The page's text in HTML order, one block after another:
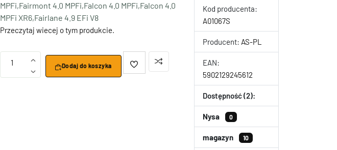
MPFi,Fairmont 4.0 MPFi,Falcon 4.0 MPFi,Falcon 4.0
MPFi XR6,Fairlane 4.9 EFi V8
Przeczytaj wiecej o tym produkcie.
1 Dodaj do koszyka
Kod producenta:
A01067S
Producent: AS-PL
EAN:
5902129245612
Dostępność (2):
Nysa 0
magazyn 10